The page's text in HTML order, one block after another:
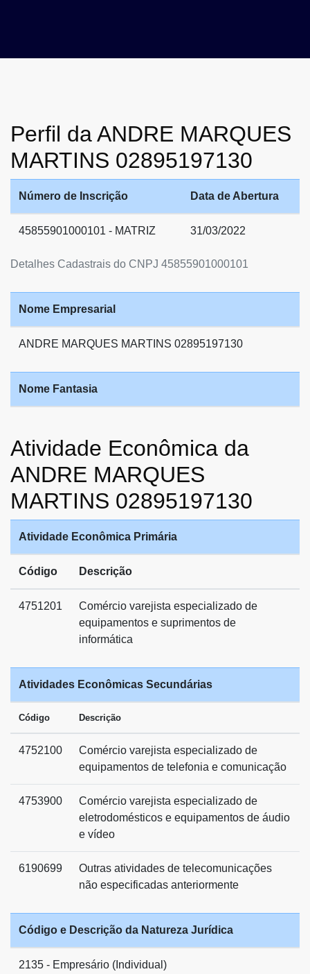
Perfil da ANDRE MARQUES
MARTINS 02895197130
Detalhes Cadastrais do CNPJ 45855901000101
Número de Inscrição Data de Abertura
45855901000101 - MATRIZ 31/03/2022
Nome Empresarial
ANDRE MARQUES MARTINS 02895197130
Nome Fantasia
Atividade Econômica da
ANDRE MARQUES
MARTINS 02895197130
Atividade Econômica Primária
Código Descrição
4751201
Comércio varejista especializado de
equipamentos e suprimentos de
informática
Atividades Econômicas Secundárias
Código Descrição
4752100
Comércio varejista especializado de
equipamentos de telefonia e comunicação
4753900
Comércio varejista especializado de
eletrodomésticos e equipamentos de áudio
e vídeo
6190699
Outras atividades de telecomunicações
não especificadas anteriormente
Código e Descrição da Natureza Jurídica
2135 - Empresário (Individual)